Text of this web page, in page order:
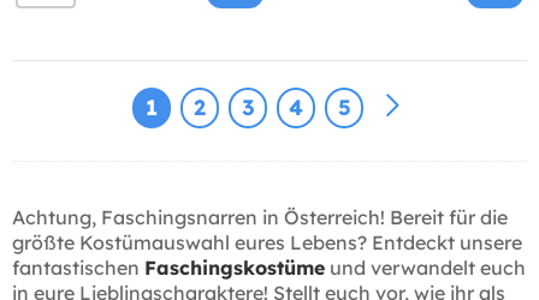
1 2 3 4 5
Achtung, Faschingsnarren in Österreich! Bereit für die
größte Kostümauswahl eures Lebens? Entdeckt unsere
fantastischen Faschingskostüme und verwandelt euch
in eure Lieblingscharaktere! Stellt euch vor, wie ihr als